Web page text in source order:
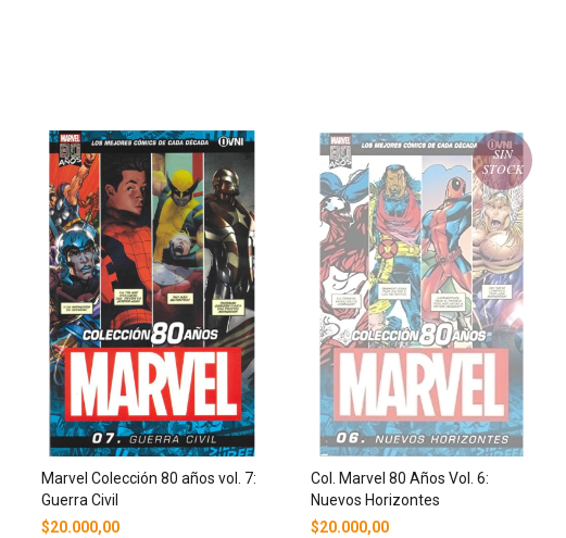
Marvel Colección 80 años vol. 7:
Guerra Civil
$20.000,00
SIN
STOCK
Col. Marvel 80 Años Vol. 6:
Nuevos Horizontes
$20.000,00